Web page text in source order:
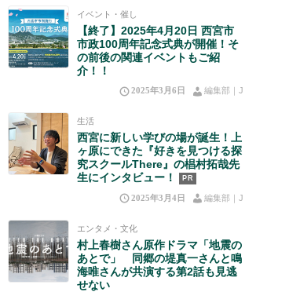
イベント・催し
【終了】2025年4月20日 西宮市
市政100周年記念式典が開催！そ
の前後の関連イベントもご紹
介！！
2025年3月6日 編集部｜J
生活
西宮に新しい学びの場が誕生！上
ヶ原にできた『好きを見つける探
究スクールThere』の椙村拓哉先
生にインタビュー！
PR
2025年3月4日 編集部｜J
エンタメ・文化
村上春樹さん原作ドラマ「地震の
あとで」 同郷の堤真一さんと鳴
海唯さんが共演する第2話も見逃
せない